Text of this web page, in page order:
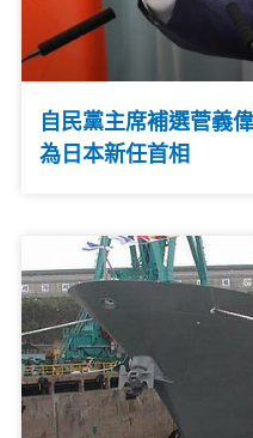
自民黨主席補選菅義
為日本新任首相